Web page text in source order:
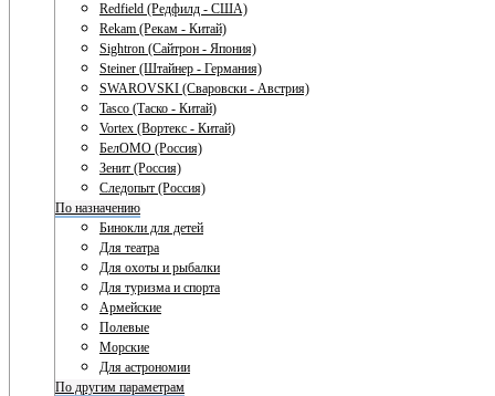
Redfield (Редфилд - США)
Rekam (Рекам - Китай)
Sightron (Сайтрон - Япония)
Steiner (Штайнер - Германия)
SWAROVSKI (Сваровски - Австрия)
Tasco (Таско - Китай)
Vortex (Вортекс - Китай)
БелОМО (Россия)
Зенит (Россия)
Следопыт (Россия)
По назначению
Бинокли для детей
Для театра
Для охоты и рыбалки
Для туризма и спорта
Армейские
Полевые
Морские
Для астрономии
По другим параметрам